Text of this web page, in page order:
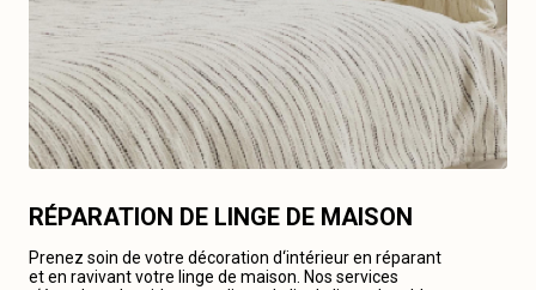
RÉPARATION DE LINGE DE MAISON
Prenez soin de votre décoration d‘intérieur en réparant
et en ravivant votre linge de maison. Nos services